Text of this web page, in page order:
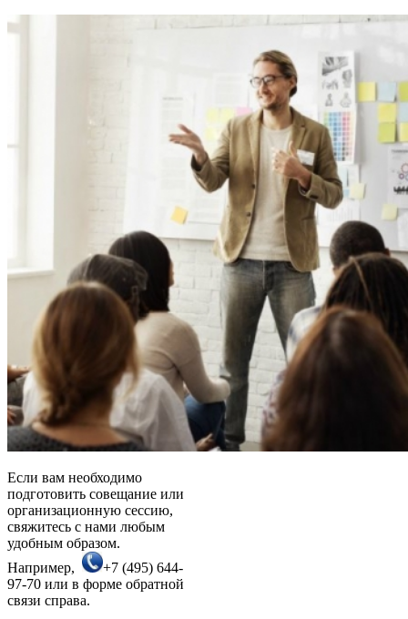
Если вам необходимо
подготовить совещание или
организационную сессию,
свяжитесь с нами любым
удобным образом.
Например,
+7 (495) 644-
97-70 или в форме обратной
связи справа.